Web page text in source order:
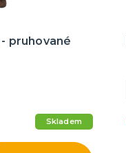
pruhované
Skladem